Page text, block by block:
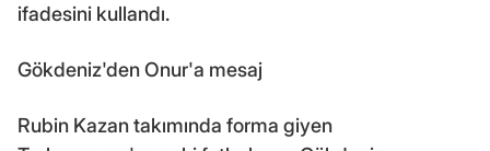
ifadesini kullandı.
Gökdeniz'den Onur'a mesaj
Rubin Kazan takımında forma giyen